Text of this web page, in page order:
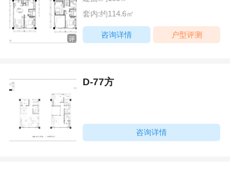
评
套内:约114.6㎡
咨询详情 户型评测
D-77方
咨询详情